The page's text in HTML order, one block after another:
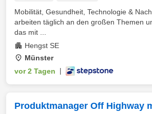
Mobilität, Gesundheit, Technologie &
arbeiten täglich an den großen Themen
das mit ...
Hengst SE
Münster
vor 2 Tagen
Produktmanager Off Highway